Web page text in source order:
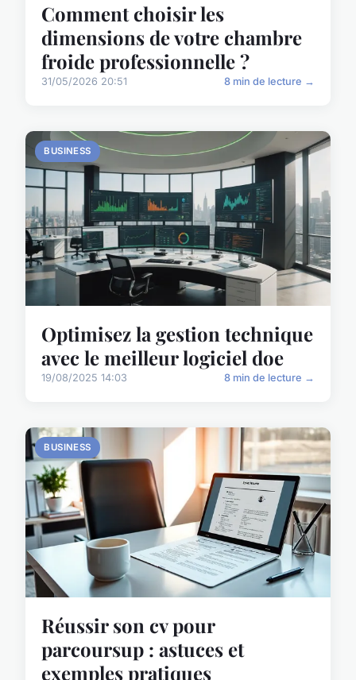
Comment choisir les
dimensions de votre chambre
froide professionnelle ?
31/05/2026 20:51 8 min de lecture →
BUSINESS
Optimisez la gestion technique
avec le meilleur logiciel doe
19/08/2025 14:03 8 min de lecture →
BUSINESS
Réussir son cv pour
parcoursup : astuces et
exemples pratiques